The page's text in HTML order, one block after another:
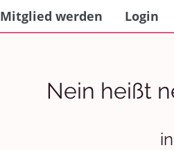
Mitglied werden Login
Nein heißt